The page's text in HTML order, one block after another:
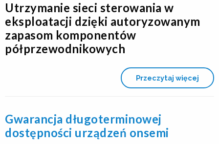
Utrzymanie sieci sterowania w
eksploatacji dzięki autoryzowanym
zapasom komponentów
półprzewodnikowych
Przeczytaj więcej
Gwarancja długoterminowej
dostępności urządzeń onsemi